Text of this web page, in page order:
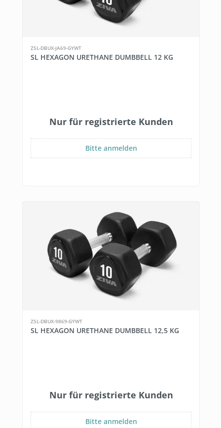
ZSL-DBUX-JA69-GYWT
SL HEXAGON URETHANE DUMBBELL 12 KG
Nur für registrierte Kunden
Bitte anmelden
ZSL-DBUX-9869-GYWT
SL HEXAGON URETHANE DUMBBELL 12,5 KG
Nur für registrierte Kunden
Bitte anmelden